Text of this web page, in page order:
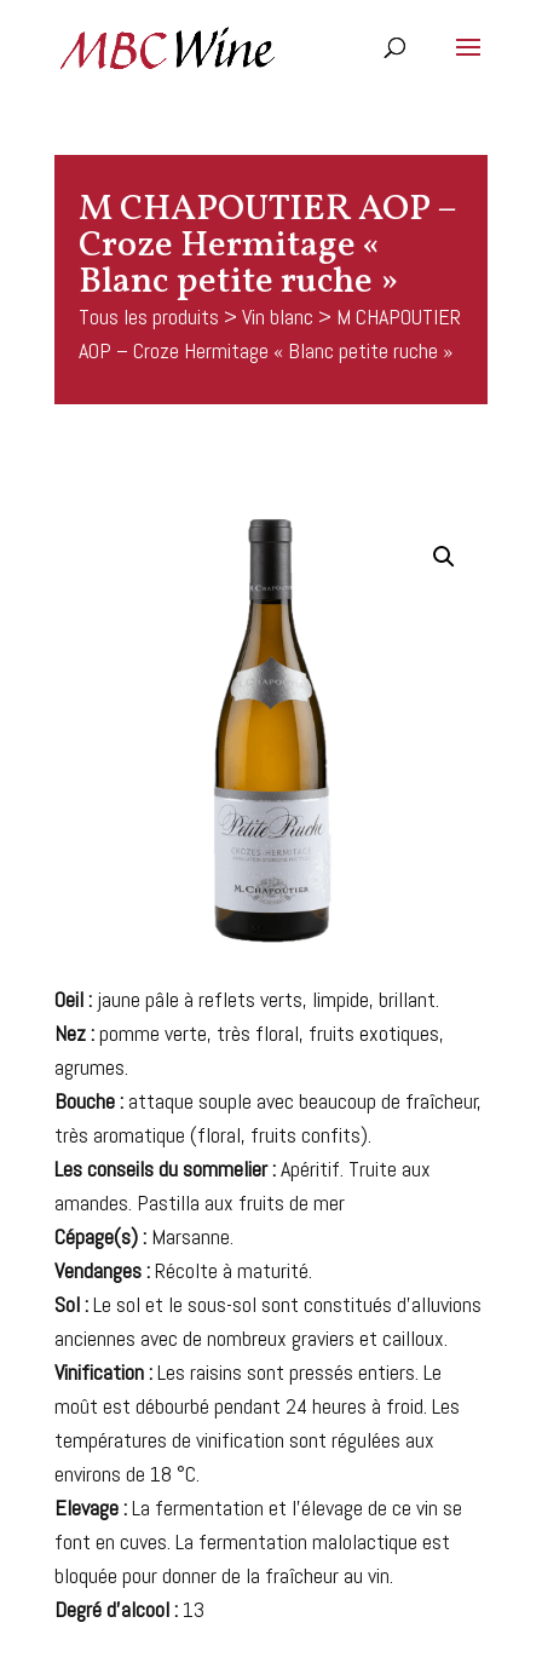
M CHAPOUTIER AOP –
Croze Hermitage «
Blanc petite ruche »
Tous les produits > Vin blanc > M CHAPOUTIER
AOP – Croze Hermitage « Blanc petite ruche »
Oeil : jaune pâle à reflets verts, limpide, brillant.
Nez :pomme verte, très floral, fruits exotiques,
agrumes.
Bouche : attaque souple avec beaucoup de fraîcheur,
très aromatique (floral, fruits confits).
Les conseils du sommelier :Apéritif. Truite aux
amandes. Pastilla aux fruits de mer
Cépage(s) : Marsanne.
Vendanges :Récolte à maturité.
Sol :Le sol et le sous-sol sont constitués d’alluvions
anciennes avec de nombreux graviers et cailloux.
Vinification :Les raisins sont pressés entiers. Le
moût est débourbé pendant 24 heures à froid. Les
températures de vinification sont régulées aux
environs de 18 °C.
Elevage :La fermentation et l’élevage de ce vin se
font en cuves. La fermentation malolactique est
bloquée pour donner de la fraîcheur au vin.
Degré d’alcool : 13